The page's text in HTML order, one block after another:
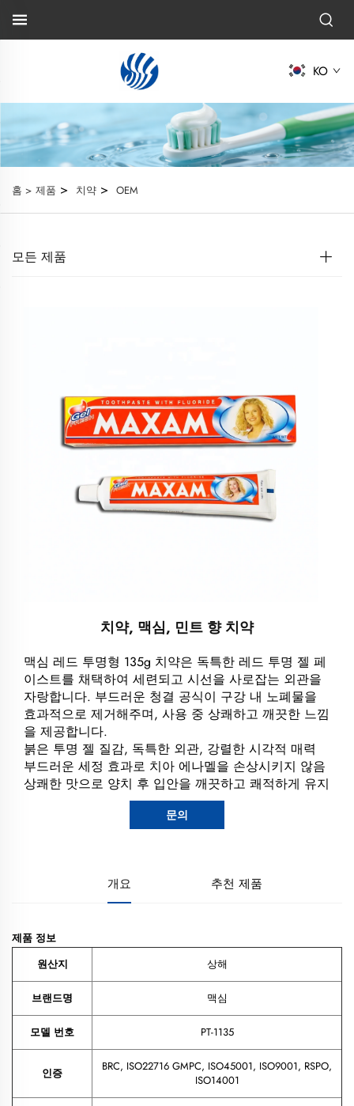
KO
홈 > 제품 > 치약 > OEM
모든 제품
치약, 맥심, 민트 향 치약
맥심 레드 투명형 135g 치약은 독특한 레드 투명 젤 페
이스트를 채택하여 세련되고 시선을 사로잡는 외관을
자랑합니다. 부드러운 청결 공식이 구강 내 노폐물을
효과적으로 제거해주며, 사용 중 상쾌하고 깨끗한 느낌
을 제공합니다.
붉은 투명 젤 질감, 독특한 외관, 강렬한 시각적 매력
부드러운 세정 효과로 치아 에나멜을 손상시키지 않음
상쾌한 맛으로 양치 후 입안을 깨끗하고 쾌적하게 유지
문의
개요 추천 제품
제품 정보
원산지
상해
브랜드명 맥심
모델 번호 PT-1135
인증
BRC, ISO22716 GMPC, ISO45001, ISO9001, RSPO,
ISO14001